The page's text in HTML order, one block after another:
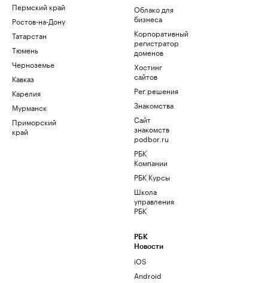
Пермский край
Ростов-на-Дону
Татарстан
Тюмень
Черноземье
Кавказ
Карелия
Мурманск
Приморский
край
Облако для
бизнеса
Корпоративный
регистратор
доменов
Хостинг
сайтов
Рег.решения
Знакомства
Сайт
знакомств
podbor.ru
РБК
Компании
РБК Курсы
Школа
управления
РБК
РБК
Новости
iOS
Android